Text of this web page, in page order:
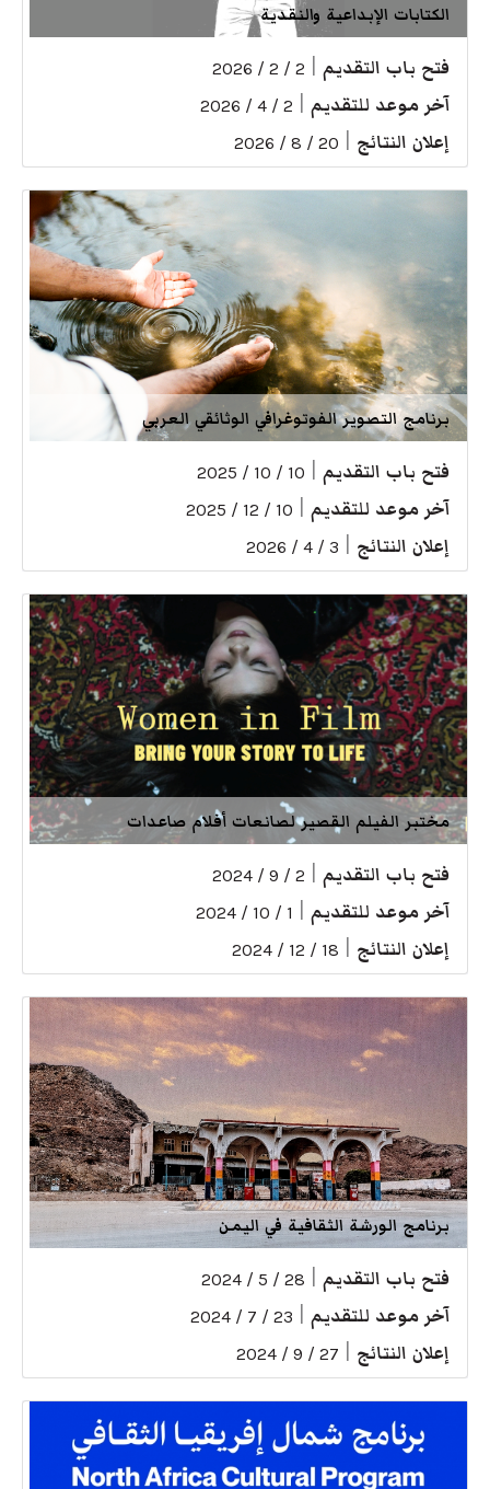
الكتابات الإبداعية والنقدية
فتح باب التقديم 2 / 2 / 2026
آخر موعد للتقديم 2 / 4 / 2026
إعلان النتائج 20 / 8 / 2026
برنامج التصوير الفوتوغرافي الوثائقي العربي
فتح باب التقديم 10 / 10 / 2025
آخر موعد للتقديم 10 / 12 / 2025
إعلان النتائج 3 / 4 / 2026
مختبر الفيلم القصير لصانعات أفلام صاعدات
فتح باب التقديم 2 / 9 / 2024
آخر موعد للتقديم 1 / 10 / 2024
إعلان النتائج 18 / 12 / 2024
برنامج الورشة الثقافية في اليمن
فتح باب التقديم 28 / 5 / 2024
آخر موعد للتقديم 23 / 7 / 2024
إعلان النتائج 27 / 9 / 2024